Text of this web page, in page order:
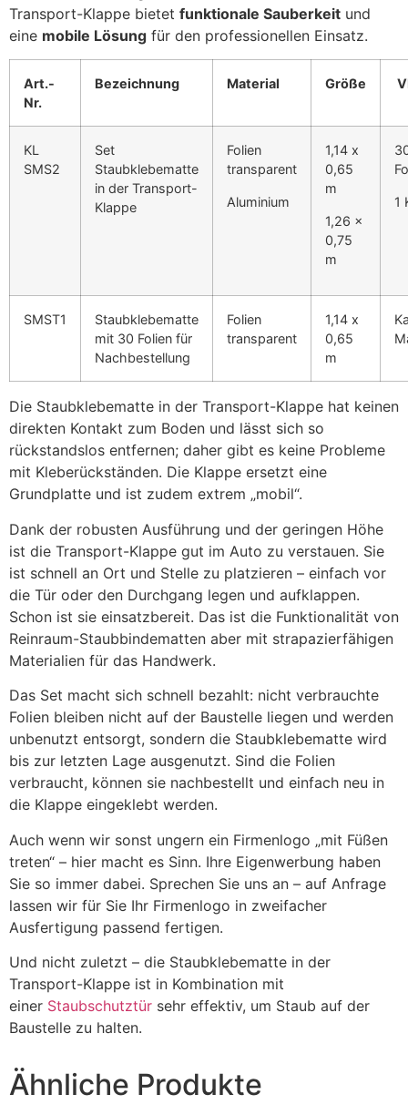
Transport-Klappe bietet funktionale Sauberkeit und
eine mobile Lösung für den professionellen Einsatz.
Art.-
Nr.
Bezeichnung Material Größe
KL
SMS2
Set
Staubklebematte
in der Transport-
Klappe
Folien
transparent
Aluminium
1,14 x
0,65
m
1,26 x
0,75
m
1
SMST1
Staubklebematte
mit 30 Folien für
Nachbestellung
Folien
transparent
1,14 x
0,65
m
Die Staubklebematte in der Transport-Klappe hat keinen
direkten Kontakt zum Boden und lässt sich so
rückstandslos entfernen; daher gibt es keine Probleme
mit Kleberückständen. Die Klappe ersetzt eine
Grundplatte und ist zudem extrem „mobil“.
Dank der robusten Ausführung und der geringen Höhe
ist die Transport-Klappe gut im Auto zu verstauen. Sie
ist schnell an Ort und Stelle zu platzieren – einfach vor
die Tür oder den Durchgang legen und aufklappen.
Schon ist sie einsatzbereit. Das ist die Funktionalität von
Reinraum-Staubbindematten aber mit strapazierfähigen
Materialien für das Handwerk.
Das Set macht sich schnell bezahlt: nicht verbrauchte
Folien bleiben nicht auf der Baustelle liegen und werden
unbenutzt entsorgt, sondern die Staubklebematte wird
bis zur letzten Lage ausgenutzt. Sind die Folien
verbraucht, können sie nachbestellt und einfach neu in
die Klappe eingeklebt werden.
Auch wenn wir sonst ungern ein Firmenlogo „mit Füßen
treten“ – hier macht es Sinn. Ihre Eigenwerbung haben
Sie so immer dabei. Sprechen Sie uns an – auf Anfrage
lassen wir für Sie Ihr Firmenlogo in zweifacher
Ausfertigung passend fertigen.
Und nicht zuletzt – die Staubklebematte in der
Transport-Klappe ist in Kombination mit
einer Staubschutztür sehr effektiv, um Staub auf der
Baustelle zu halten.
Ähnliche Produkte